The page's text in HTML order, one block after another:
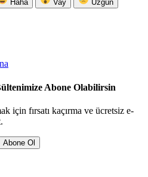
Haha Vay Üzgün
Abone Olabilirsin
için fırsatı kaçırma ve ücretsiz e-
Abone Ol